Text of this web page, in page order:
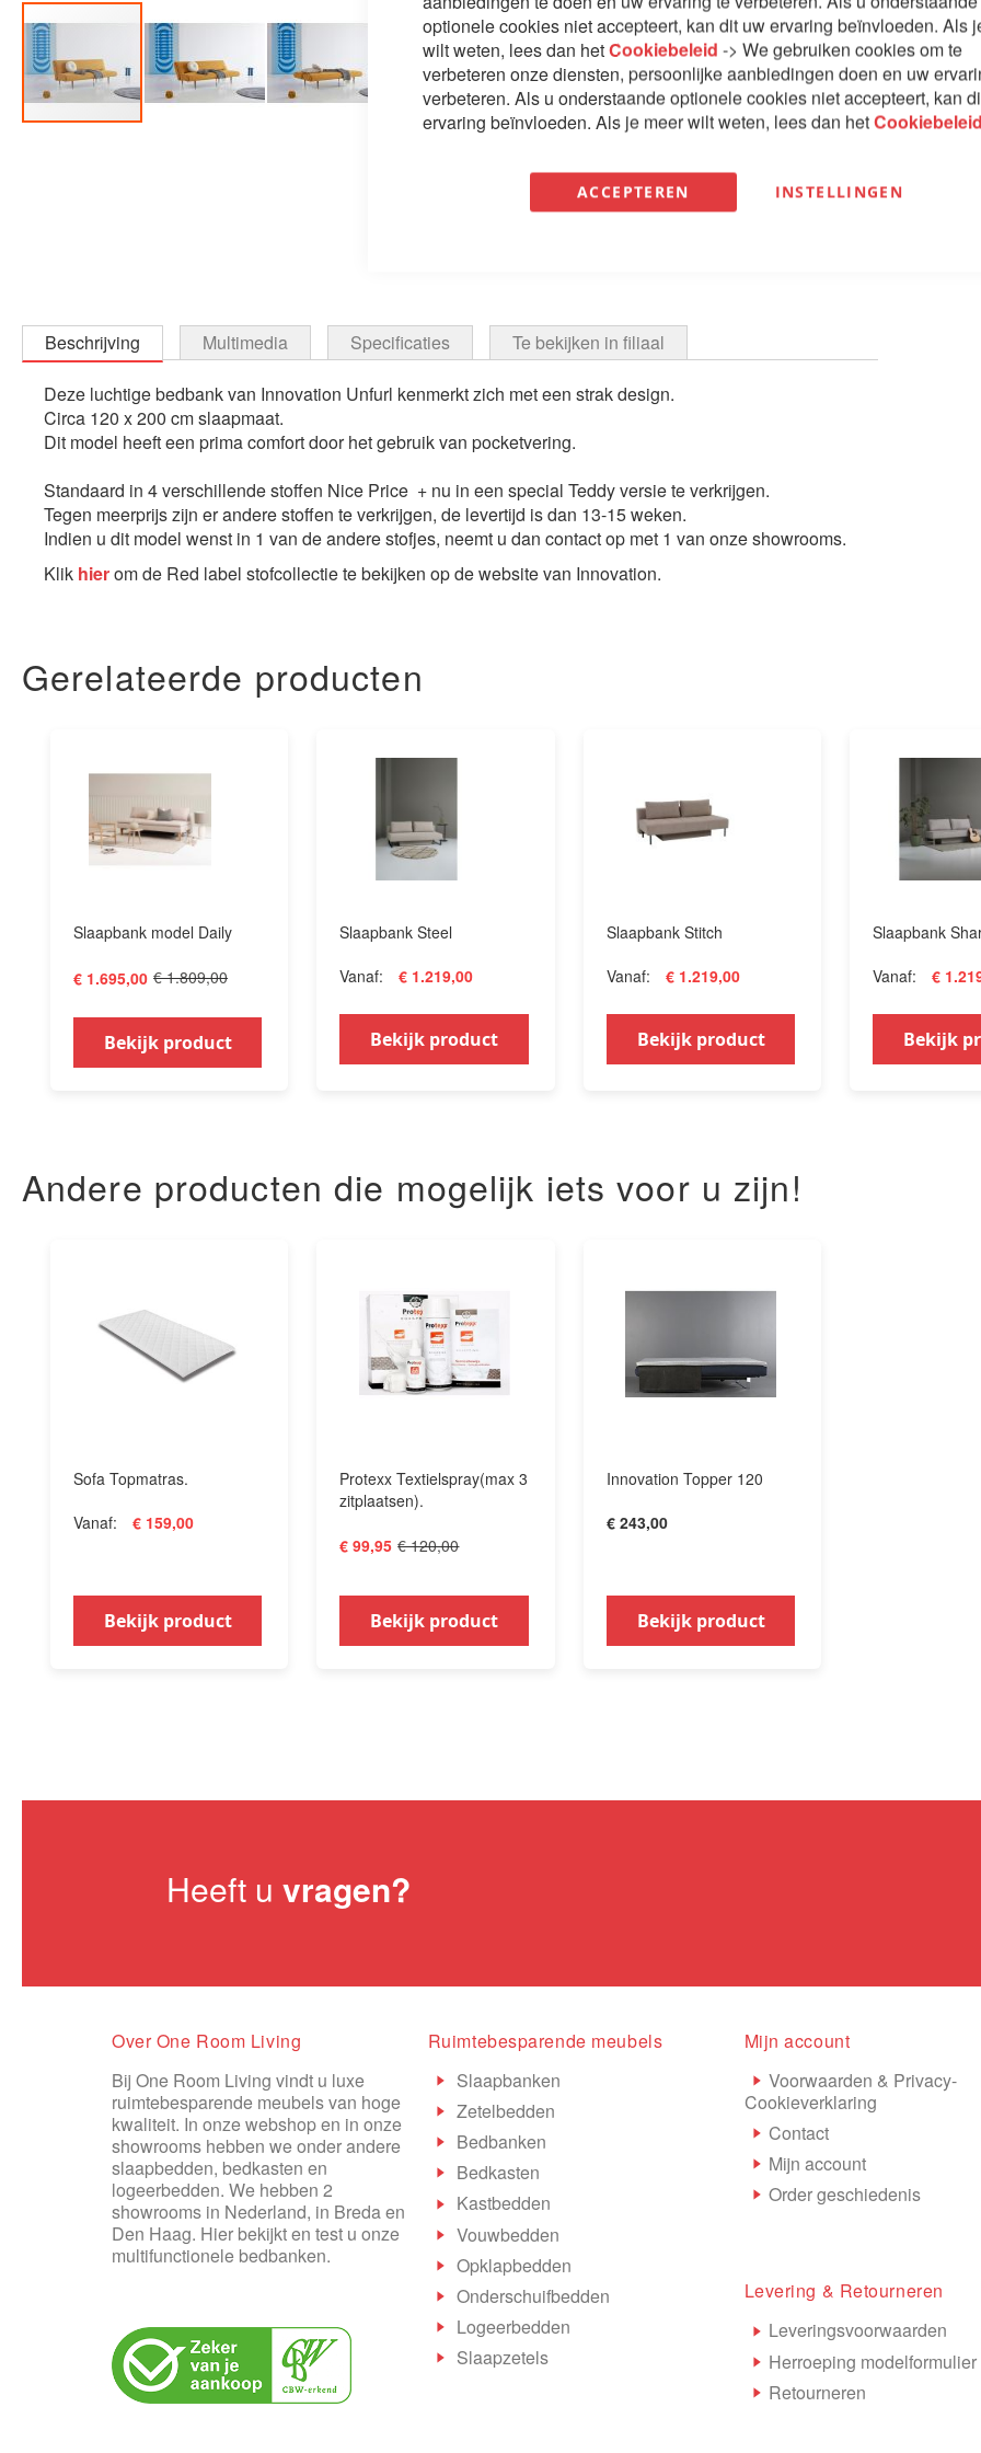
optionele cookies niet accepteert, kan dit uw ervaring beïnvloeden. Als
wilt weten, lees dan hetCookiebeleid -> We gebruiken cookies om te
verbeteren onze diensten, persoonlijke aanbiedingen doen en uw
verbeteren. Als u onderstaande optionele cookies niet accepteert, kan
ervaring beïnvloeden. Als je meer wilt weten, lees dan hetCookiebeleid
ACCEPTEREN INSTELLINGEN
gallerij
€
Aantal
Beschrijving
Deze luchtige bedbank van Innovation Unfurl kenmerkt zich met een strak design.
Circa 120 x 200 cm slaapmaat.
Dit model heeft een prima comfort door het gebruik van pocketvering.
Standaard in 4 verschillende stoffen Nice Price + nu in een special Teddy versie te verkrijgen.
Tegen meerprijs zijn er andere stoffen te verkrijgen, de levertijd is dan 13-15 weken.
Indien u dit model wenst in 1 van de andere stofjes, neemt u dan contact op met 1 van onze showrooms.
Klik hierom de Red label stofcollectie te bekijken op de website van Innovation.
Multimedia Specificaties Te bekijken in filiaal
Gerelateerde producten
Slaapbank model Daily
€ 1.695,00 € 1.809,00
Bekijk product
Slaapbank Steel
Vanaf
€ 1.219,00
Bekijk product
Slaapbank Stitch
Vanaf
€ 1.219,00
Bekijk product
Slaapbank
Vanaf
€
Bekijk
Andere producten die mogelijk iets voor u zijn!
Sofa Topmatras.
Vanaf
€ 159,00
Bekijk product
Protexx Textielspray(max 3
zitplaatsen).
€ 99,95 € 120,00
Bekijk product
Innovation Topper 120
€ 243,00
Bekijk product
Heeft u vragen?
Over One Room Living
Bij One Room Living vindt u luxe
ruimtebesparende meubels van hoge
kwaliteit. In onze webshop en in onze
showrooms hebben we onder andere
slaapbedden, bedkasten en
logeerbedden. We hebben 2
showrooms in Nederland, in Breda en
Den Haag. Hier bekijkt en test u onze
multifunctionele bedbanken.
Ruimtebesparende meubels
Slaapbanken
Zetelbedden
Bedbanken
Bedkasten
Kastbedden
Vouwbedden
Opklapbedden
Onderschuifbedden
Logeerbedden
Slaapzetels
Mijn account
Voorwaarden & Privacy-
Cookieverklaring
Contact
Mijn account
Order geschiedenis
Levering & Retourneren
Leveringsvoorwaarden
Herroeping modelformulier
Retourneren